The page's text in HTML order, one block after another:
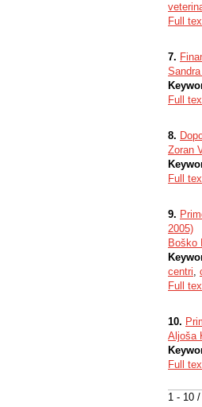
1 - 10
Full
7.
Full
8.
Zoran
Full
9.
2005)
Boško
centri,
Full
10.
Aljoša
Full